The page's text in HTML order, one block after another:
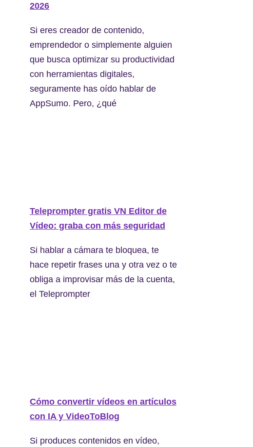
2026
Si eres creador de contenido,
emprendedor o simplemente alguien
que busca optimizar su productividad
con herramientas digitales,
seguramente has oído hablar de
AppSumo. Pero, ¿qué
Teleprompter gratis VN Editor de
Vídeo: graba con más seguridad
Si hablar a cámara te bloquea, te
hace repetir frases una y otra vez o te
obliga a improvisar más de la cuenta,
el Teleprompter
Cómo convertir vídeos en artículos
con IA y VideoToBlog
Si produces contenidos en vídeo,